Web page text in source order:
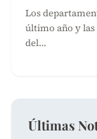
Los
último año y las
del…
Últimas